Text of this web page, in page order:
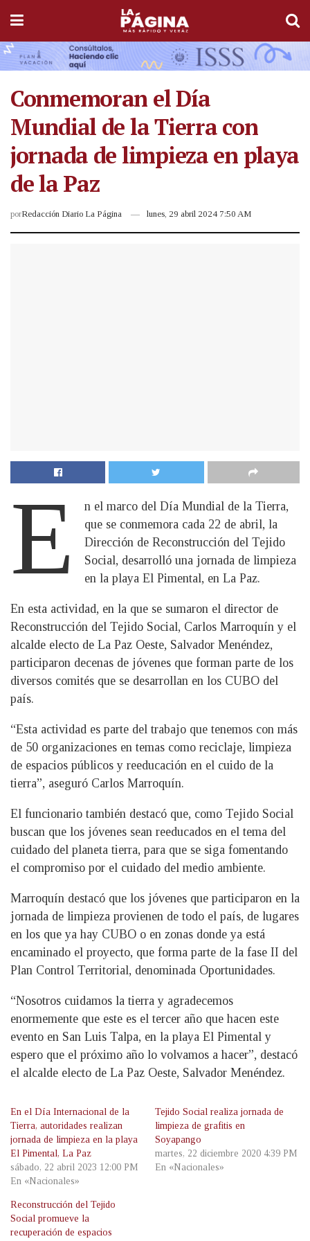
Conmemoran el Día
Mundial de la Tierra con
jornada de limpieza en playa
de la Paz
porRedacción Diario La Página lunes, 29 abril 2024 7:50 AM
E
n el marco del Día Mundial de la Tierra,
que se conmemora cada 22 de abril, la
Dirección de Reconstrucción del Tejido
Social, desarrolló una jornada de limpieza
en la playa El Pimental, en La Paz.
En esta actividad, en la que se sumaron el director de
Reconstrucción del Tejido Social, Carlos Marroquín y el
alcalde electo de La Paz Oeste, Salvador Menéndez,
participaron decenas de jóvenes que forman parte de los
diversos comités que se desarrollan en los CUBO del
país.
“Esta actividad es parte del trabajo que tenemos con más
de 50 organizaciones en temas como reciclaje, limpieza
de espacios públicos y reeducación en el cuido de la
tierra”, aseguró Carlos Marroquín.
El funcionario también destacó que, como Tejido Social
buscan que los jóvenes sean reeducados en el tema del
cuidado del planeta tierra, para que se siga fomentando
el compromiso por el cuidado del medio ambiente.
Marroquín destacó que los jóvenes que participaron en la
jornada de limpieza provienen de todo el país, de lugares
en los que ya hay CUBO o en zonas donde ya está
encaminado el proyecto, que forma parte de la fase II del
Plan Control Territorial, denominada Oportunidades.
“Nosotros cuidamos la tierra y agradecemos
enormemente que este es el tercer año que hacen este
evento en San Luis Talpa, en la playa El Pimental y
espero que el próximo año lo volvamos a hacer”, destacó
el alcalde electo de La Paz Oeste, Salvador Menéndez.
En el Día Internacional de la
Tierra, autoridades realizan
jornada de limpieza en la playa
El Pimental, La Paz
sábado, 22 abril 2023 12:00 PM
En «Nacionales»
Tejido Social realiza jornada de
limpieza de grafitis en
Soyapango
martes, 22 diciembre 2020 4:39 PM
En «Nacionales»
Reconstrucción del Tejido
Social promueve la
recuperación de espacios